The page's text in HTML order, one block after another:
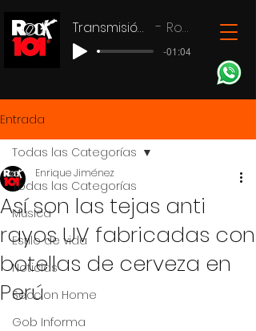
Transmisión en vivo Rock 101
-01:04
Entrada
Todas las Categorías
Música
Estilo de vida
Noticias
Seccion Home
Gob Informa
Todas las Categorías
Así son las tejas anti
rayos UV fabricadas con
botellas de cerveza en
Perú
Enrique Jiménez